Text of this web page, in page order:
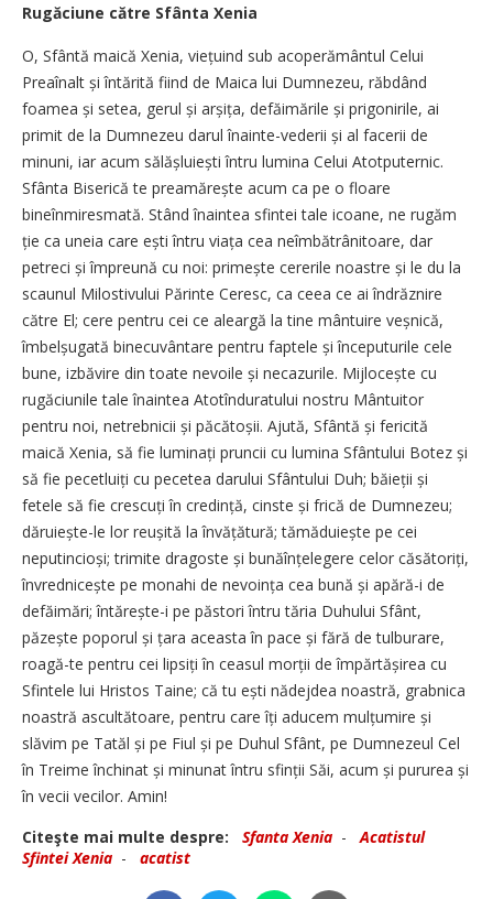
Rugăciune către Sfânta Xenia
O, Sfântă maică Xenia, viețuind sub acoperământul Celui
Preaînalt și întărită fiind de Maica lui Dumnezeu, răbdând
foamea și setea, gerul și arșița, defăimările și prigonirile, ai
primit de la Dumnezeu darul înainte-vederii și al facerii de
minuni, iar acum sălășluiești întru lumina Celui Atotputernic.
Sfânta Biserică te preamărește acum ca pe o floare
bineînmiresmată. Stând înaintea sfintei tale icoane, ne rugăm
ție ca uneia care ești întru viața cea neîmbătrânitoare, dar
petreci și împreună cu noi: primește cererile noastre și le du la
scaunul Milostivului Părinte Ceresc, ca ceea ce ai îndrăznire
către El; cere pentru cei ce aleargă la tine mântuire veșnică,
îmbelșugată binecuvântare pentru faptele și începuturile cele
bune, izbăvire din toate nevoile și necazurile. Mijlocește cu
rugăciunile tale înaintea Atotînduratului nostru Mântuitor
pentru noi, netrebnicii și păcătoșii. Ajută, Sfântă și fericită
maică Xenia, să fie luminați pruncii cu lumina Sfântului Botez și
să fie pecetluiți cu pecetea darului Sfântului Duh; băieții și
fetele să fie crescuți în credință, cinste și frică de Dumnezeu;
dăruiește-le lor reușită la învățătură; tămăduiește pe cei
neputincioși; trimite dragoste și bunăînțelegere celor căsătoriți,
învrednicește pe monahi de nevoința cea bună și apără-i de
defăimări; întărește-i pe păstori întru tăria Duhului Sfânt,
păzește poporul și țara aceasta în pace și fără de tulburare,
roagă-te pentru cei lipsiți în ceasul morții de împărtășirea cu
Sfintele lui Hristos Taine; că tu ești nădejdea noastră, grabnica
noastră ascultătoare, pentru care îți aducem mulțumire și
slăvim pe Tatăl și pe Fiul și pe Duhul Sfânt, pe Dumnezeul Cel
în Treime închinat și minunat întru sfinții Săi, acum și pururea și
în vecii vecilor. Amin!
Citeşte mai multe despre:
Sfanta Xenia -Acatistul
Sfintei Xenia - acatist